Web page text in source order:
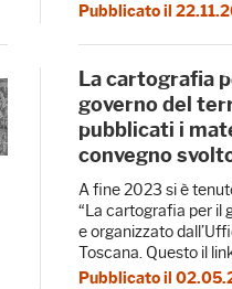
Pubblicato il
La cartografia
governo del
pubblicati i
convegno
A fine 2023 si è
“La cartografia per il
e organizzato
Toscana. Questo il
Pubblicato il